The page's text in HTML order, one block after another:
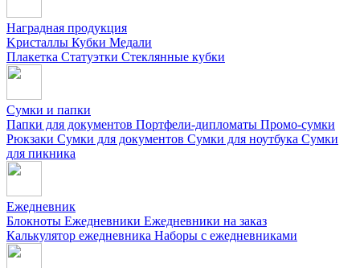
Наградная продукция
Kристаллы Кубки Медали
Плакетка Статуэтки Стеклянные кубки
Сумки и папки
Папки для документов Портфели-дипломаты Промо-сумки
Рюкзаки Сумки для документов Сумки для ноутбука Сумки
для пикника
Ежедневник
Блокноты Ежедневники Ежедневники на заказ
Калькулятор ежедневника Наборы с ежедневниками